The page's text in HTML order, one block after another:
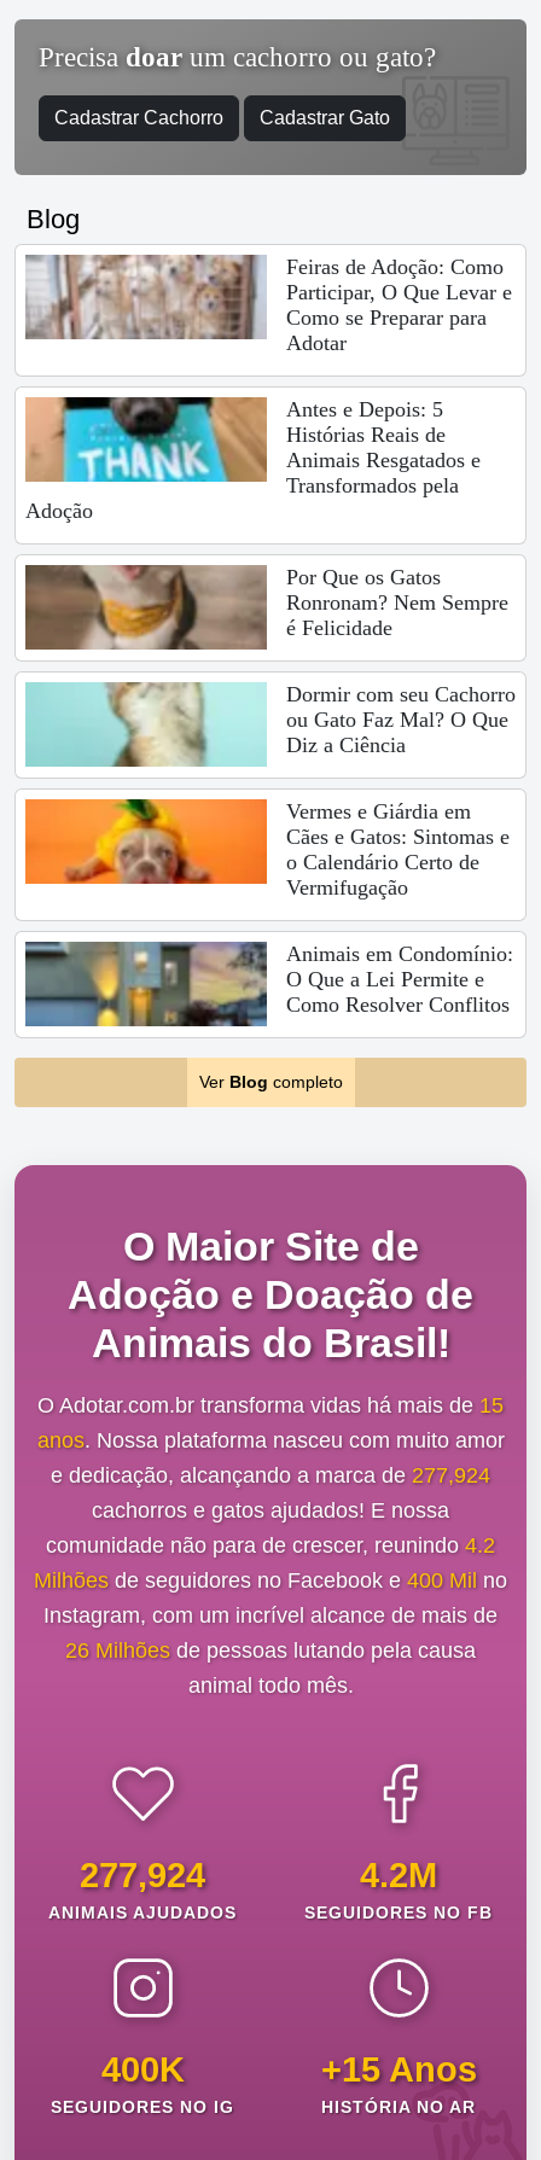
Precisa doar um cachorro ou gato?
Cadastrar Cachorro Cadastrar Gato
Blog
Feiras de Adoção: Como
Participar, O Que Levar e
Como se Preparar para
Adotar
Antes e Depois: 5
Histórias Reais de
Animais Resgatados e
Transformados pela
Adoção
Por Que os Gatos
Ronronam? Nem Sempre
é Felicidade
Dormir com seu Cachorro
ou Gato Faz Mal? O Que
Diz a Ciência
Vermes e Giárdia em
Cães e Gatos: Sintomas e
o Calendário Certo de
Vermifugação
Animais em Condomínio:
O Que a Lei Permite e
Como Resolver Conflitos
Ver Blog completo
O Maior Site de
Adoção e Doação de
Animais do Brasil!
O Adotar.com.br transforma vidas há mais de 15
anos. Nossa plataforma nasceu com muito amor
e dedicação, alcançando a marca de 277,924
cachorros e gatos ajudados! E nossa
comunidade não para de crescer, reunindo 4.2
Milhõesde seguidores no Facebook e 400 Mil no
Instagram, com um incrível alcance de mais de
26 Milhõesde pessoas lutando pela causa
animal todo mês.
277,924
ANIMAIS AJUDADOS
4.2M
SEGUIDORES NO FB
400K
SEGUIDORES NO IG
+15 Anos
HISTÓRIA NO AR